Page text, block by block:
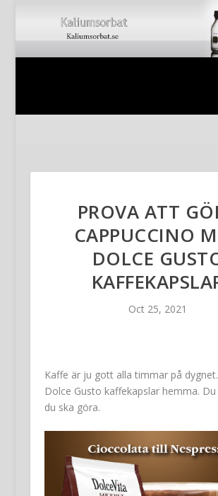
PROVA ATT
CAPPUCCINO
DOLCE
Oct 25, 2021
Kaffe är ju gott alla timmar på
Dolce Gusto kaffekapslar hemma.
du ska göra.